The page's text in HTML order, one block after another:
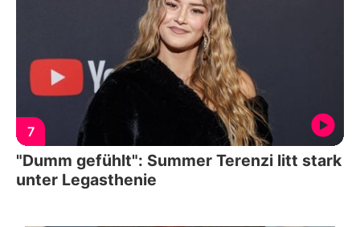
7
"Dumm gefühlt": Summer Terenzi litt stark
unter Legasthenie